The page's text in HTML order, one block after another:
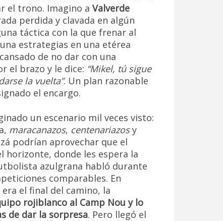
el trono. Imagino a Valverde
perdida y clavada en algún
táctica con la que frenar al
estrategias en una etérea
de no dar con una
el brazo y le dice: “Mikel, tú sigue
la vuelta”. Un plan razonable
el encargo.
un escenario mil veces visto:
maracanazos, centenariazosy
podrían aprovechar que el
horizonte, donde les espera la
azulgrana habló durante
comparables. En
el final del camino, la
rojiblanco al Camp Nou y lo
de dar la sorpresa. Pero llegó el